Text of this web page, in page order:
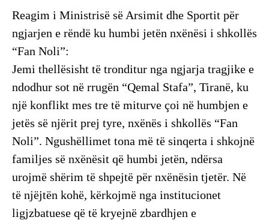
Reagim i Ministrisë së Arsimit dhe Sportit për
ngjarjen e rëndë ku humbi jetën nxënësi i shkollës
“Fan Noli”:
Jemi thellësisht të tronditur nga ngjarja tragjike e
ndodhur sot në rrugën “Qemal Stafa”, Tiranë, ku
një konflikt mes tre të miturve çoi në humbjen e
jetës së njërit prej tyre, nxënës i shkollës “Fan
Noli”. Ngushëllimet tona më të sinqerta i shkojnë
familjes së nxënësit që humbi jetën, ndërsa
urojmë shërim të shpejtë për nxënësin tjetër. Në
të njëjtën kohë, kërkojmë nga institucionet
ligjzbatuese që të kryejnë zbardhjen e